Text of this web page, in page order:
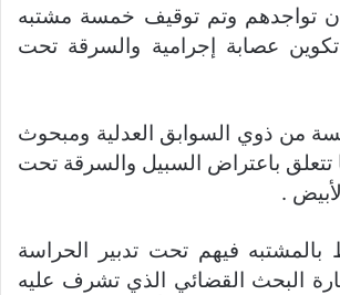
تواجدهم وتم توقيف خمسة مشتبه
عصابة إجرامية والسرقة تحت
من ذوي السوابق العدلية ومبحوث
باعتراض السبيل والسرقة تحت
.
بالمشتبه فيهم تحت تدبير الحراسة
البحث القضائي الذي تشرف عليه